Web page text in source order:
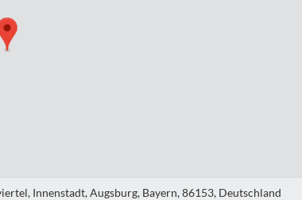
Innenstadt, Augsburg, Bayern, 86153, Deutschland